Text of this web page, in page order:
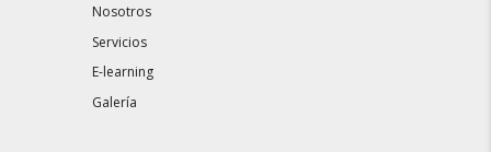
Nosotros
Servicios
E-learning
Galería